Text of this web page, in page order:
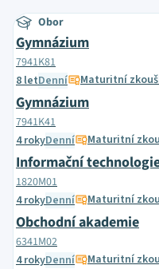
Obor
Gymnázium
7941K81
8 letDenní Maturitní
Gymnázium
7941K41
4 rokyDenní Maturitní
Informační
1820M01
4 rokyDenní Maturitní
Obchodní akademie
6341M02
4 rokyDenní Maturitní